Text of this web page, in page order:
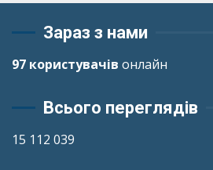
Зараз з нами
97 користувачів онлайн
Всього переглядів
15 112 039